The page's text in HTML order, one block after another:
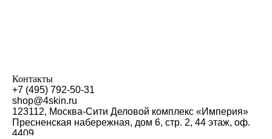
Контакты
+7 (495) 792-50-31
shop@4skin.ru
123112, Москва-Сити Деловой комплекс «Империя»
Пресненская набережная, дом 6, стр. 2, 44 этаж, оф.
4409